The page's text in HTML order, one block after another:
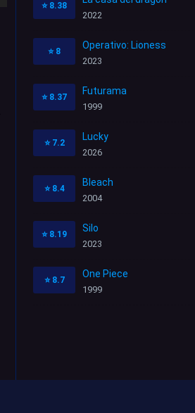
⭐ 8.38
2022
⭐ 8
Operativo: Lioness
2023
⭐ 8.37
Futurama
1999
⭐ 7.2
Lucky
2026
⭐ 8.4
Bleach
2004
⭐ 8.19
Silo
2023
⭐ 8.7
One Piece
1999